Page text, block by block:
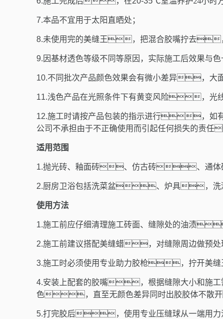
7.本品不宜用于太阳直晒处；
8.未使用完的美缝王，把混合胶嘴拧去
9.因基材透色等级不同等原因，实际施工后效果
10.不同批次产品颜色效果会有微小差异，
11.浅色产品在光照条件下有黄变风险，光线
12.施工时请按产品包装的指示进行，如
公司不承担由于不正确使用而引起任何损失的责任
适用范围
1.抛光砖、釉面砖、仿古砖、通体
2.厨房卫浴包括洗菜盆、炉具，
使用方法
1.施工前应仔细清理施工砖面、缝隙处的油渍
2.施工前建议搭配美缝蜡，对缝隙周边做预处
3.施工时必须使用专业助力胶枪，拧开美
4.安装上配套的胶嘴，根据缝隙大小和
色，直至无颜色差异同时出胶胶体不散
5.打完胶后，使用专业压缝球从一端用